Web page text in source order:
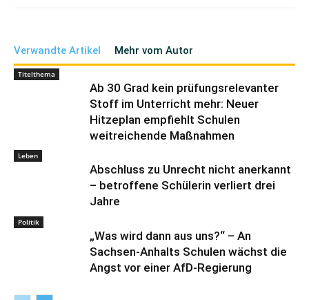
Verwandte Artikel Mehr vom Autor
Titelthema
Ab 30 Grad kein prüfungsrelevanter
Stoff im Unterricht mehr: Neuer
Hitzeplan empfiehlt Schulen
weitreichende Maßnahmen
Leben
Abschluss zu Unrecht nicht anerkannt
– betroffene Schülerin verliert drei
Jahre
Politik
„Was wird dann aus uns?“ – An
Sachsen-Anhalts Schulen wächst die
Angst vor einer AfD-Regierung